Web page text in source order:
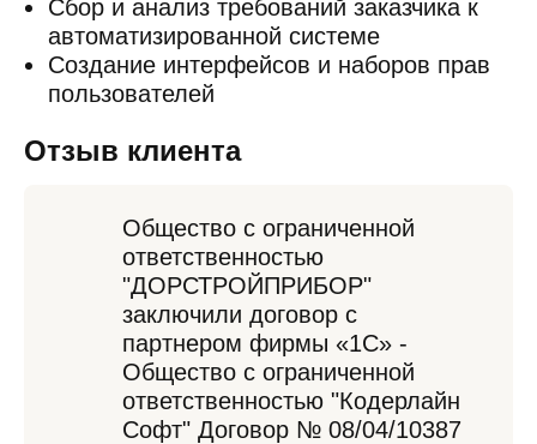
Сбор и анализ требований заказчика к
автоматизированной системе
Создание интерфейсов и наборов прав
пользователей
Отзыв клиента
Общество с ограниченной
ответственностью
"ДОРСТРОЙПРИБОР"
заключили договор с
партнером фирмы «1С» -
Общество с ограниченной
ответственностью "Кодерлайн
Софт" Договор № 08/04/10387